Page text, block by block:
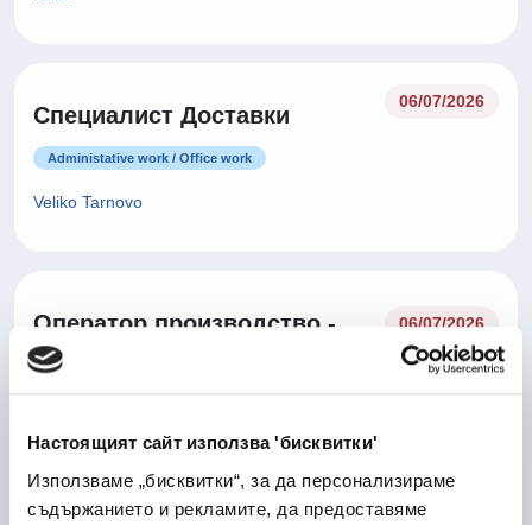
Настоящият сайт използва 'бисквитки'
Използваме „бисквитки“, за да персонализираме
съдържанието и рекламите, да предоставяме
Специалист Доставки
06/07/2026
Administative work / Office work
Veliko Tarnovo
Оператор производство -
Лекарствени продукти
06/07/2026
Health Care and Pharmaceutical
Dupnitsa